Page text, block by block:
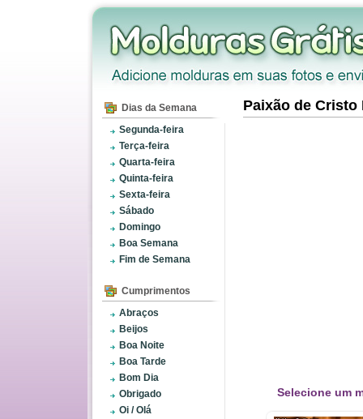
Dias da Semana
Segunda-feira
Terça-feira
Quarta-feira
Quinta-feira
Sexta-feira
Sábado
Domingo
Boa Semana
Fim de Semana
Cumprimentos
Abraços
Beijos
Boa Noite
Boa Tarde
Bom Dia
Obrigado
Oi / Olá
Paixão de
Selecione um